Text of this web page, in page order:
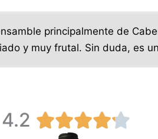
principalmente de
y muy frutal. Sin duda, es
4.2 V